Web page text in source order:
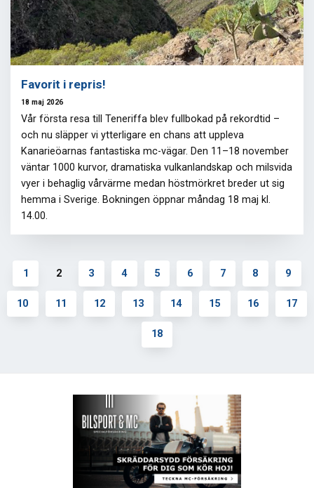
Favorit i repris!
18 maj 2026
Vår första resa till Teneriffa blev fullbokad på rekordtid –
och nu släpper vi ytterligare en chans att uppleva
Kanarieöarnas fantastiska mc-vägar. Den 11–18 november
väntar 1000 kurvor, dramatiska vulkanlandskap och milsvida
vyer i behaglig vårvärme medan höstmörkret breder ut sig
hemma i Sverige. Bokningen öppnar måndag 18 maj kl.
14.00.
1 2 3 4 5 6 7 8 9
10 11 12 13 14 15 16 17
18